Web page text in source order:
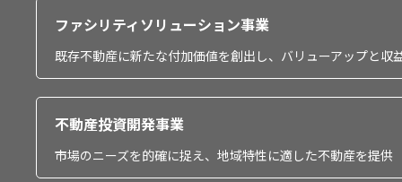
ファシリティソリューション事業
既存不動産に新たな付加価値を創出し、バリューアップと収
不動産投資開発事業
市場のニーズを的確に捉え、地域特性に適した不動産を提供